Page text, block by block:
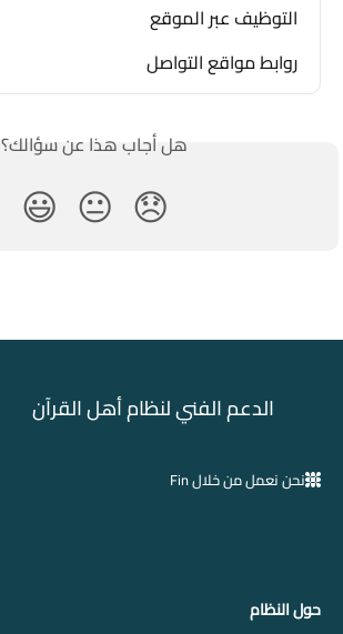
التوظيف عبر الموقع
روابط مواقع التواصل
هل أجاب هذا عن سؤالك؟
😞
😐
😃
الدعم الفني لنظام أهل القرآن
نحن نعمل من خلال Fin
حول النظام